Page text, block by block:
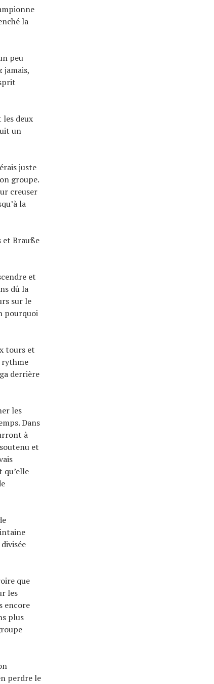
la
peu
jamais,
les deux
un
juste
groupe.
creuser
la
et Brauße
et
dû la
sur le
pourquoi
tours et
rythme
derrière
les
Dans
à
et
que
les
encore
plus
perdre le